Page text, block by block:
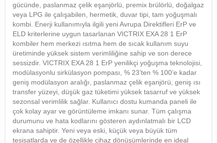
gücünde, paslanmaz çelik eşanjörlü, premix brülörlü, doğalgaz
veya LPG ile çalışabilen, hermetik, duvar tipi, tam yoğuşmalı
kombi. Enerji kullanımıyla ilgili yeni Avrupa Direktifleri ErP ve
ELD kriterlerine uygun tasarlanan VICTRIX EXA 28 1 ErP
kombiler hem merkezi ısıtma hem de sıcak kullanım suyu
üretiminde yüksek sistem verimliliğine sahip ve son derece
sessizdir. VICTRIX EXA 28 1 ErP yenilikçi yoğuşma teknolojisi,
modülasyonlu sirkülasyon pompası, % 23’ten % 100’e kadar
geniş modülasyon aralığı, paslanmaz çelik eşanjörü, geniş ısı
transfer yüzeyi, düşük gaz tüketimi yüksek tasarruf ve yüksek
sezonsal verimlilik sağlar. Kullanıcı dostu kumanda paneli ile
çok kolay ayar ve görüntüleme imkanı sunar. Tüm çalışma
durumunu ve hata kodlarını gösteren aydınlatmalı bir LCD
ekrana sahiptir. Yeni veya eski, küçük veya büyük tüm
tesisatlarda ve de özellikle cihaz dönüşümlerinde en ideal